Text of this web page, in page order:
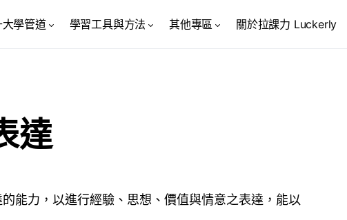
大學管道 學習工具與方法 其他專區 關於拉課力 Luckerly
達
能力，以進行經驗、思想、價值與情意之表達，能以